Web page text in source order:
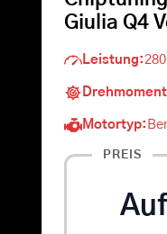
Giulia Q4
Leistung:
Motortyp:
PREIS